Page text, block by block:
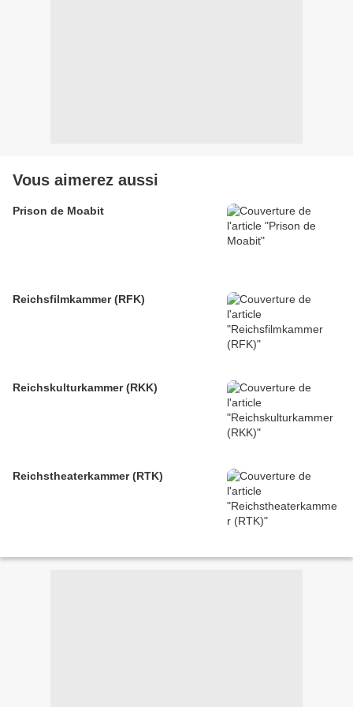
Vous aimerez aussi
Prison de Moabit
Reichsfilmkammer (RFK)
Reichskulturkammer (RKK)
Reichstheaterkammer (RTK)